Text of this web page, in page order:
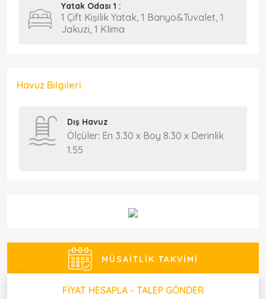
Yatak Odası 1 :
1 Çift Kişilik Yatak, 1 Banyo&Tuvalet, 1
Jakuzi, 1 Klima
Havuz Bilgileri
Dış Havuz
Ölçüler: En 3.30 x Boy 8.30 x Derinlik
1.55
MÜSAITLIK TAKVIMI
FIYAT HESAPLA - TALEP GÖNDER